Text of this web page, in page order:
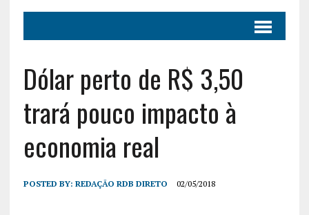
Dólar perto de R$ 3,50
trará pouco impacto à
economia real
POSTED BY: REDAÇÃO RDB DIRETO 02/05/2018